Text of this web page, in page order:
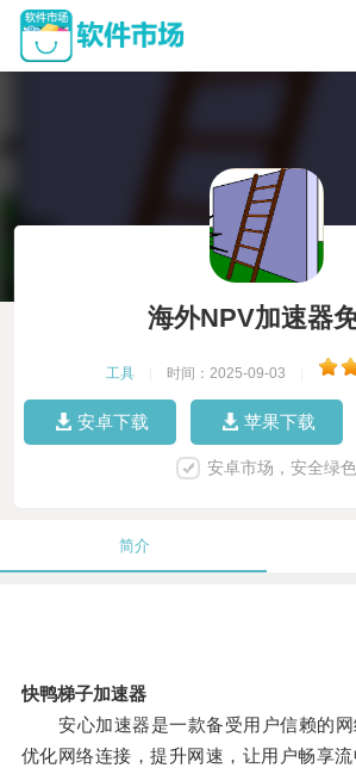
海外NPV加速器
工具 时间：2025-09-03
安卓下载 苹果下载
安卓市场，安全绿色
简介
快鸭梯子加速器
安心加速器是一款备受用户信赖的网
优化网络连接，提升网速，让用户畅享流